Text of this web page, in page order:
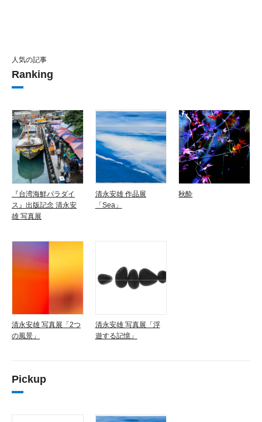
人気の記事
Ranking
『台湾海鮮パラダイ
ス』出版記念 清永安
雄 写真展
清永安雄 作品展
「Sea」
秋酔
清永安雄 写真展「2つ
の風景」
清永安雄 写真展「浮
遊する記憶」
Pickup